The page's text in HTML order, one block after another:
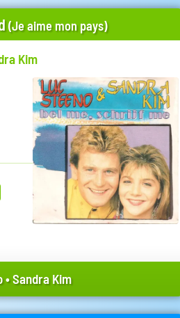
(Je aime mon pays)
Kim
•Sandra Kim